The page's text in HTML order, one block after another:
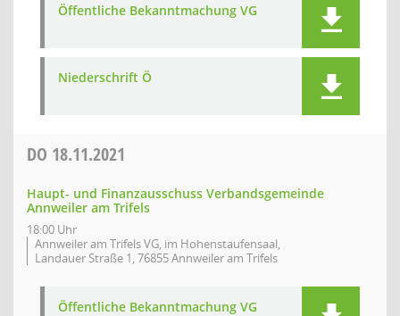
Öffentliche Bekanntmachung VG
Niederschrift Ö
DO 18.11.2021
Haupt- und Finanzausschuss Verbandsgemeinde
Annweiler am Trifels
18:00 Uhr
Annweiler am Trifels VG, im Hohenstaufensaal,
Landauer Straße 1, 76855 Annweiler am Trifels
Öffentliche Bekanntmachung VG